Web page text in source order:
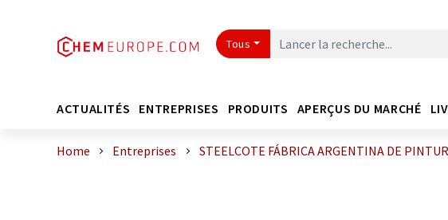
Tous
ACTUALITÉS ENTREPRISES PRODUITS APERÇUS DU MARCHÉ
Home Entreprises STEELCOTE FÁBRICA ARGENTINA DE